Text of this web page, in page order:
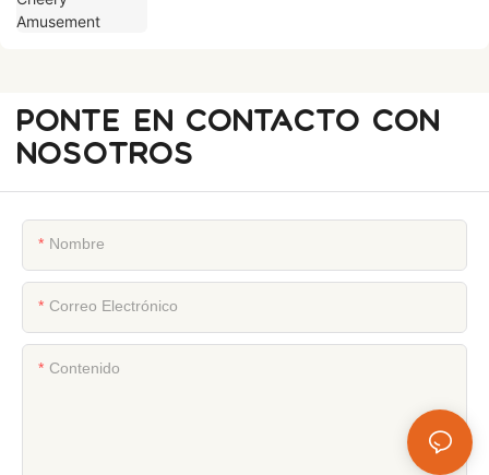
PONTE EN CONTACTO CON
NOSOTROS
Nombre
Correo Electrónico
Contenido